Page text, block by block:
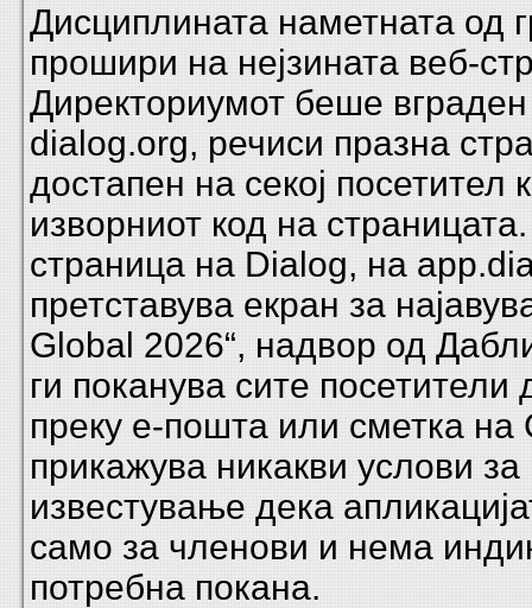
Дисциплината наметната од
прошири на нејзината веб-
Директориумот беше
dialog.org, речиси празна
достапен на секој посетител
изворниот код на
страница на Dialog, на
претставува екран за
Global 2026“, надвор од
ги поканува сите посетители
преку е-пошта или сметка на
прикажува никакви услови
известување дека
само за членови и нема
потребна покана.